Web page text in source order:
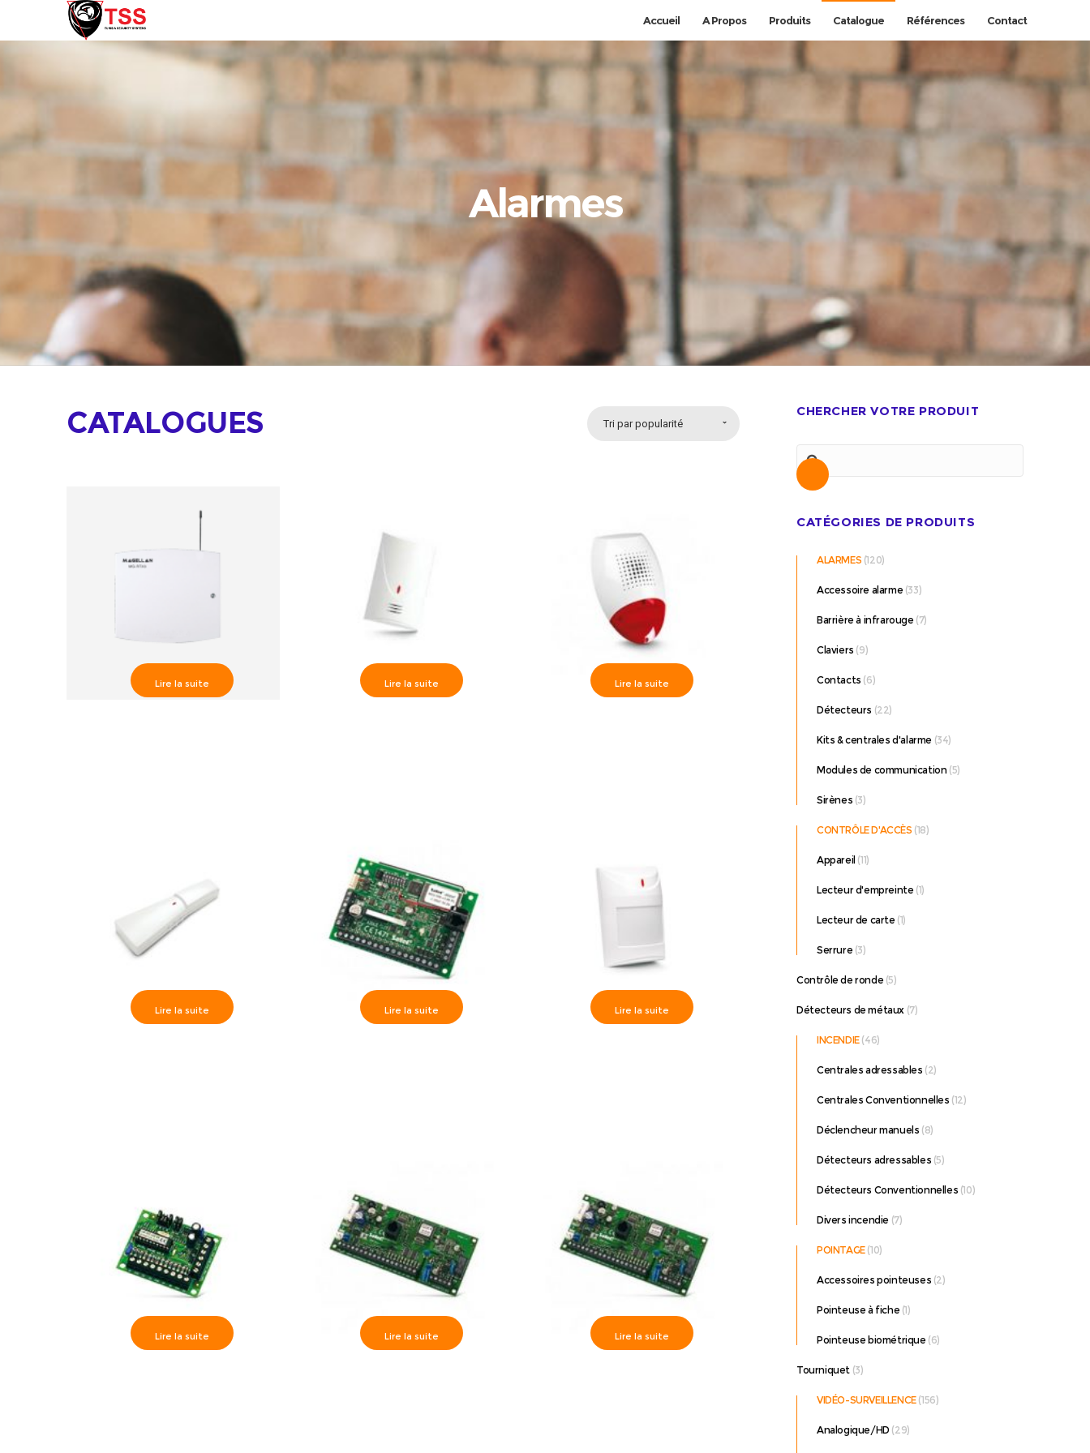
Accueil A Propos Produits Catalogue Références Contact
Alarmes
CATALOGUES Tri par popularité
Lire la suite Lire la suite Lire la suite
Lire la suite Lire la suite Lire la suite
Lire la suite Lire la suite Lire la suite
CHERCHER VOTRE PRODUIT
Recherche
CATÉGORIES DE PRODUITS
ALARMES (120)
Accessoire alarme (33)
Barrière à infrarouge (7)
Claviers (9)
Contacts (6)
Détecteurs (22)
Kits & centrales d'alarme (34)
Modules de communication (5)
Sirènes (3)
CONTRÔLE D'ACCÈS (18)
Appareil (11)
Lecteur d'empreinte (1)
Lecteur de carte (1)
Serrure (3)
Contrôle de ronde (5)
Détecteurs de métaux (7)
INCENDIE (46)
Centrales adressables (2)
Centrales Conventionnelles (12)
Déclencheur manuels (8)
Détecteurs adressables (5)
Détecteurs Conventionnelles (10)
Divers incendie (7)
POINTAGE (10)
Accessoires pointeuses (2)
Pointeuse à fiche (1)
Pointeuse biométrique (6)
Tourniquet (3)
VIDÉO-SURVEILLENCE (156)
Analogique/HD (29)